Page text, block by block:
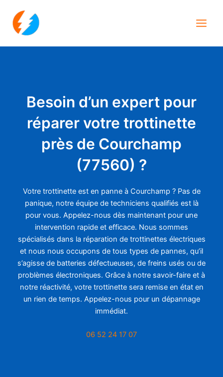
contenu
Besoin d’un expert pour
réparer votre trottinette
près de Courchamp
(77560) ?
Votre trottinette est en panne à Courchamp ? Pas de
panique, notre équipe de techniciens qualifiés est là
pour vous. Appelez-nous dès maintenant pour une
intervention rapide et efficace. Nous sommes
spécialisés dans la réparation de trottinettes électriques
et nous nous occupons de tous types de pannes, qu’il
s’agisse de batteries défectueuses, de freins usés ou de
problèmes électroniques. Grâce à notre savoir-faire et à
notre réactivité, votre trottinette sera remise en état en
un rien de temps. Appelez-nous pour un dépannage
immédiat.
06 52 24 17 07